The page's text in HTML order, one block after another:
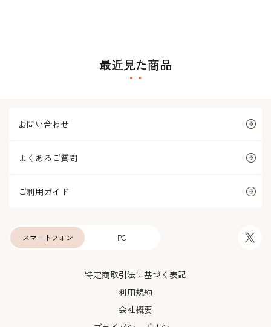
最近見た商品
お問い合わせ
よくあるご質問
ご利用ガイド
PC
スマートフォン
特定商取引法に基づく表記
利用規約
会社概要